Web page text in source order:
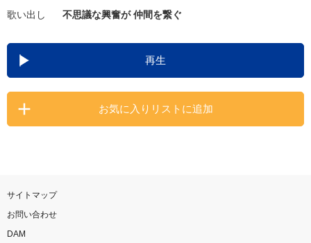
DAMの新曲・ランキングなど
カラオケ最新情報をチェック！
歌い出し
不思議な興奮が 仲間を繋ぐ
再生
お気に入りリストに追加
サイトマップ
お問い合わせ
DAM